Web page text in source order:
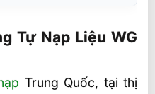
bồn trộn tự nạp liệu rất
Trộn Bê Tông Tự Nạp
Tự Nạp Liệu WG
Trung Quốc, tại thị